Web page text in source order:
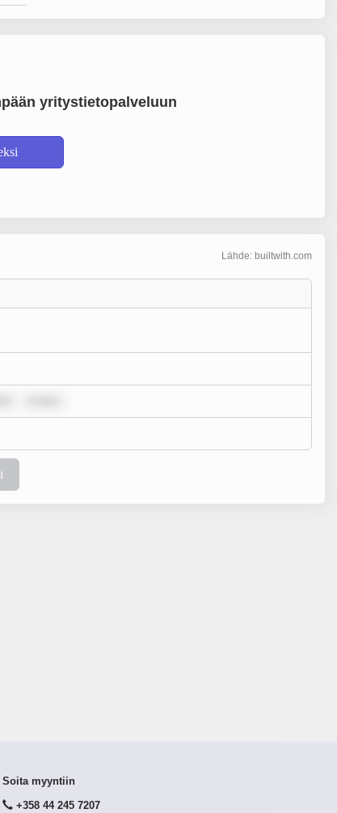
yritystietopalveluun
Lähde: builtwith.com
Soita myyntiin
+358 44 245 7207